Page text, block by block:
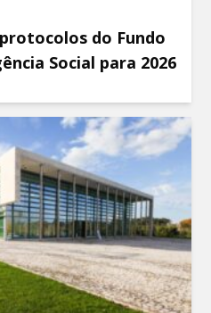
do Fundo
Social para 2026